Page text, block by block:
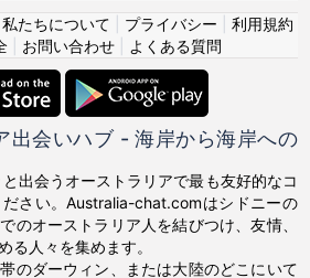
私たちについて プライバシー
利用規約
| お問い合わせ| よくある質問
出会いハブ - 海岸から海岸への
出会うオーストラリアで最も友好的なコ
さい。Australia-chat.comはシドニーの
のオーストラリア人を結びつけ、友情、
る人々を集めます。
のダーウィン、または大陸のどこにいて